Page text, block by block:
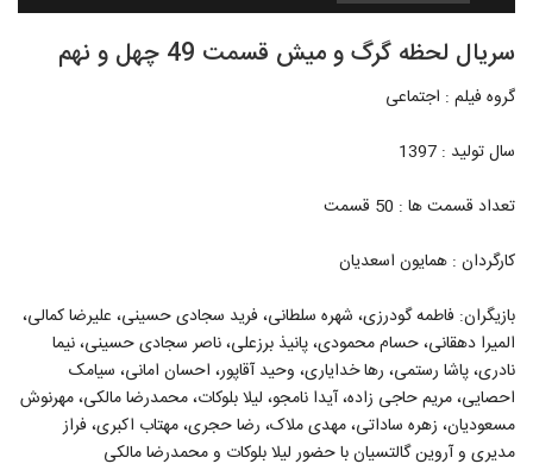
سریال لحظه گرگ و میش قسمت 49 چهل و نهم
گروه فیلم : اجتماعی
سال تولید : 1397
تعداد قسمت ها : 50 قسمت
کارگردان : همایون اسعدیان
بازیگران: فاطمه گودرزی، شهره سلطانی، فرید سجادی حسینی، علیرضا کمالی،
المیرا دهقانی، حسام محمودی، پانیذ برزعلی، ناصر سجادی حسینی، نیما
نادری، پاشا رستمی، رها خدایاری، وحید آقاپور، احسان امانی، سیامک
احصایی، مریم حاجی زاده، آیدا نامجو، لیلا بلوکات، محمدرضا مالکی، مهرنوش
مسعودیان، زهره ساداتی، مهدی ملاک، رضا حجری، مهتاب اکبری، فراز
مدیری و آروین گالتسیان با حضور لیلا بلوکات و محمدرضا مالکی